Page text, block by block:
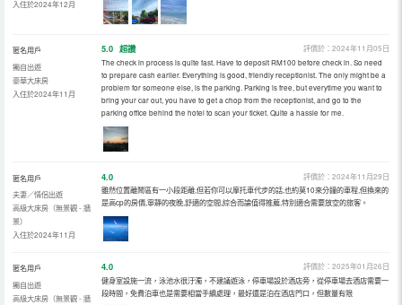
入住於2024年12月
匿名用戶
獨自出遊
豪華大床房
入住於2024年11月
5.0 超讚
評價於：2024年11月05日
The check in process is quite fast. Have to deposit RM100 before check in. So need
to prepare cash earlier. Everything is good, friendly receptionist. The only might be a
problem for someone else, is the parking. Parking is free, but everytime you want to
bring your car out, you have to get a chop from the receptionist, and go to the
parking office behind the hotel to scan your ticket. Quite a hassle for me.
匿名用戶
夫妻／情侶出遊
高級大床房（無景觀 - 牆
景）
入住於2024年11月
4.0
評價於：2024年11月29日
雖然位置離鬧區有一小段距離,但若你可以摩托車代步的話,也約莫10來分鐘的車程,但換來的
是高cp的房價,寧靜的夜晚,舒適的空間,綜合而論值得推薦,特別適合需要放空的旅客。
匿名用戶
獨自出遊
高級大床房（無景觀 - 牆
4.0
評價於：2025年01月26日
健身室設施一流，泳池水很汙濁，不建議遊泳，停車場設於酒店旁，從停車場去酒店需要一
段時間，免費泊車也是需要相當手續處理，最好還是泊在酒店門口，但數量有限